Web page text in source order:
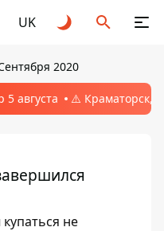
UK
2020
5 августа ⚠️ Краматорск,
не